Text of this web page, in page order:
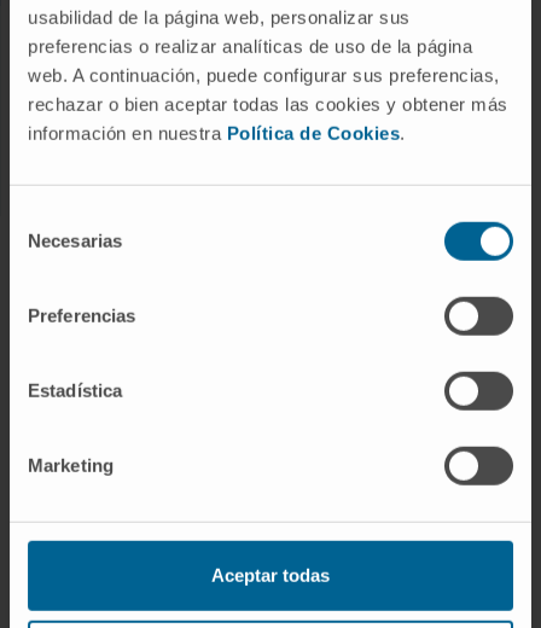
usabilidad de la página web, personalizar sus
preferencias o realizar analíticas de uso de la página
web. A continuación, puede configurar sus preferencias,
rechazar o bien aceptar todas las cookies y obtener más
información en nuestra Política de Cookies.
Necesarias
Preferencias
Estadística
Marketing
Aceptar todas
INVESTIGACIÓN Y DOCENCIA
Área de investigación
Ensayos clínicos
CONOZCA EL CANCER CENTER
Organigrama
Responsabilidad social corporativa
INFORMACIÓN PRÁCTICA
Sede de Pamplona